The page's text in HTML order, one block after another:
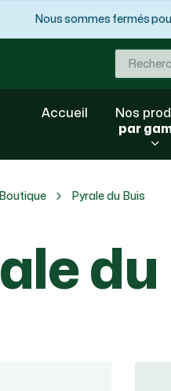
Nous sommes fermés
Accueil
Nos
par
Boutique Pyrale du Buis